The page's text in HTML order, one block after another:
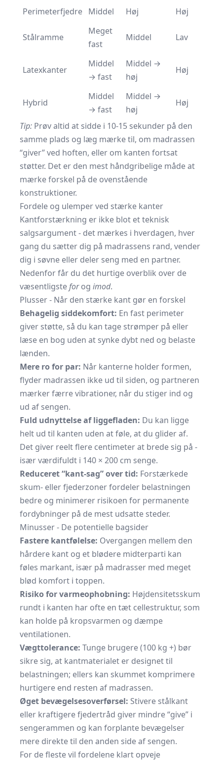
Perimeterfjedre Middel Høj Høj
Stålramme
Meget
fast
Middel Lav
Latexkanter
Middel
→ fast
Middel →
høj
Høj
Hybrid
Middel
→ fast
Middel →
høj
Høj
Tip: Prøv altid at sidde i 10-15 sekunder på den
samme plads og læg mærke til, om madrassen
“giver” ved hoften, eller om kanten fortsat
støtter. Det er den mest håndgribelige måde at
mærke forskel på de ovenstående
konstruktioner.
Fordele og ulemper ved stærke kanter
Kantforstærkning er ikke blot et teknisk
salgsargument - det mærkes i hverdagen, hver
gang du sætter dig på madrassens rand, vender
dig i søvne eller deler seng med en partner.
Nedenfor får du det hurtige overblik over de
væsentligsteforog imod.
Plusser - Når den stærke kant gør en forskel
Behagelig siddekomfort: En fast perimeter
giver støtte, så du kan tage strømper på eller
læse en bog uden at synke dybt ned og belaste
lænden.
Mere ro for par: Når kanterne holder formen,
flyder madrassen ikke ud til siden, og partneren
mærker færre vibrationer, når du stiger ind og
ud af sengen.
Fuld udnyttelse af liggefladen: Du kan ligge
helt ud til kanten uden at føle, at du glider af.
Det giver reelt flere centimeter at brede sig på -
især værdifuldt i 140 × 200 cm senge.
Reduceret “kant-sag” over tid: Forstærkede
skum- eller fjederzoner fordeler belastningen
bedre og minimerer risikoen for permanente
fordybninger på de mest udsatte steder.
Minusser - De potentielle bagsider
Fastere kantfølelse: Overgangen mellem den
hårdere kant og et blødere midterparti kan
føles markant, især på madrasser med meget
blød komfort i toppen.
Risiko for varmeophobning: Høj­densitets­skum
rundt i kanten har ofte en tæt cellestruktur, som
kan holde på kropsvarmen og dæmpe
ventilationen.
Vægttolerance: Tunge brugere (100 kg +) bør
sikre sig, at kantmaterialet er designet til
belastningen; ellers kan skummet komprimere
hurtigere end resten af madrassen.
Øget bevægelsesoverførsel: Stivere stålkant
eller kraftigere fjedertråd giver mindre “give” i
sengerammen og kan forplante bevægelser
mere direkte til den anden side af sengen.
For de fleste vil fordelene klart opveje